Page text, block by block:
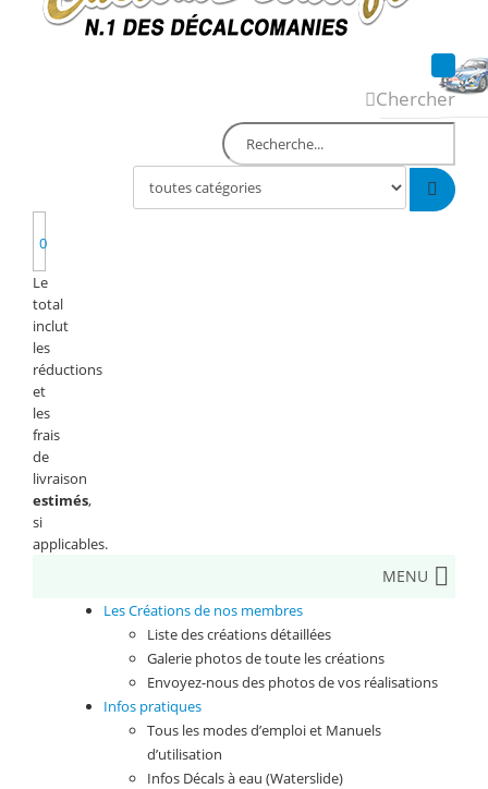
Chercher
0
Le
total
inclut
les
réductions
et
les
frais
de
livraison
estimés,
si
applicables.
MENU
Les Créations de nos membres
Liste des créations détaillées
Galerie photos de toute les créations
Envoyez-nous des photos de vos réalisations
Infos pratiques
Tous les modes d’emploi et Manuels
d’utilisation
Infos Décals à eau (Waterslide)